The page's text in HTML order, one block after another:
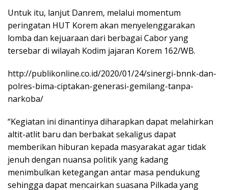
Untuk itu, lanjut Danrem, melalui momentum
peringatan HUT Korem akan menyelenggarakan
lomba dan kejuaraan dari berbagai Cabor yang
tersebar di wilayah Kodim jajaran Korem 162/WB.
http://publikonline.co.id/2020/01/24/sinergi-bnnk-dan-
polres-bima-ciptakan-generasi-gemilang-tanpa-
narkoba/
“Kegiatan ini dinantinya diharapkan dapat melahirkan
altit-atlit baru dan berbakat sekaligus dapat
memberikan hiburan kepada masyarakat agar tidak
jenuh dengan nuansa politik yang kadang
menimbulkan ketegangan antar masa pendukung
sehingga dapat mencairkan suasana Pilkada yang